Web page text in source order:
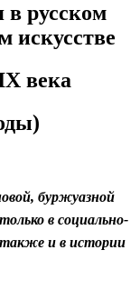
русском
искусстве
века
буржуазной
в социально-
и в истории